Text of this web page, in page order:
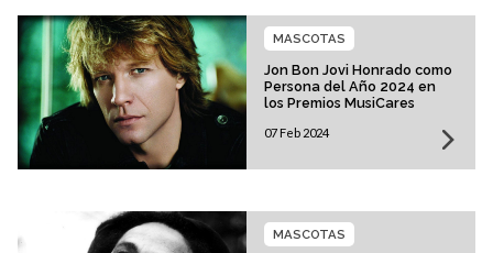
Jon Bon Jovi Honrado como
Persona del Año 2024 en
los Premios MusiCares
MASCOTAS
07 Feb 2024
MASCOTAS